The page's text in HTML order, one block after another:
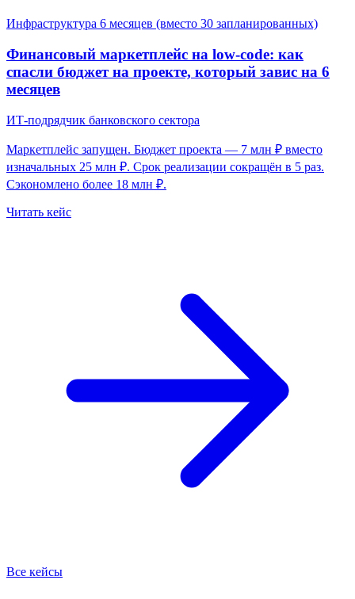
Инфраструктура 6 месяцев (вместо 30 запланированных)
Финансовый маркетплейс на low-code: как
спасли бюджет на проекте, который завис на 6
месяцев
ИТ-подрядчик банковского сектора
Маркетплейс запущен. Бюджет проекта — 7 млн ₽ вместо
изначальных 25 млн ₽. Срок реализации сокращён в 5 раз.
Сэкономлено более 18 млн ₽.
Читать кейс
Все кейсы